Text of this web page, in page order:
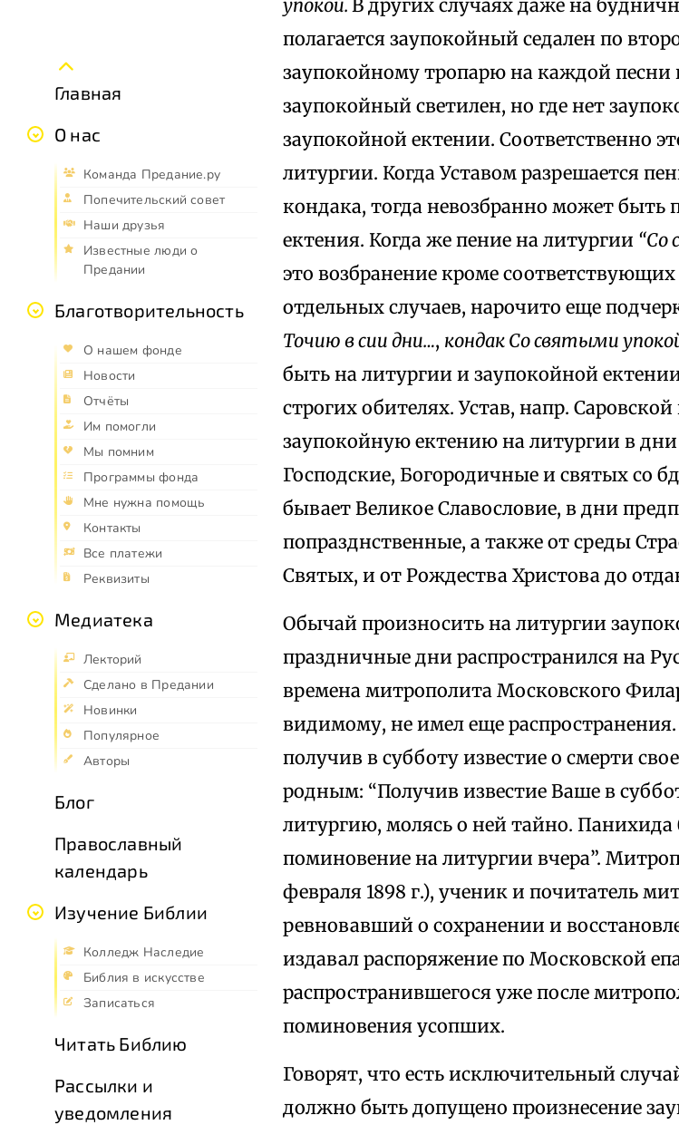
Главная
О нас
Команда Предание.ру
Попечительский совет
Наши друзья
Известные люди о
Предании
Благотворительность
О нашем фонде
Новости
Отчёты
Им помогли
Мы помним
Программы фонда
Мне нужна помощь
Контакты
Все платежи
Реквизиты
Медиатека
Лекторий
Сделано в Предании
Новинки
Популярное
Авторы
Блог
Православный
календарь
Изучение Библии
Колледж Наследие
Библия в искусстве
Записаться
Читать Библию
Рассылки и
уведомления
упокой. В других случаях даже на
полагается заупокойный седален по
заупокойному тропарю на каждой
заупокойный светилен, но где нет
заупокойной ектении. Соответственно
литургии. Когда Уставом разрешается
кондака, тогда невозбранно может быть
ектения. Когда же пение на литургии “Со
это возбранение кроме
отдельных случаев, нарочито еще
Точию в сии дни…, кондак Со святыми
быть на литургии и заупокойной
строгих обителях. Устав, напр.
заупокойную ектению на литургии в
Господские, Богородичные и святых со
бывает Великое Славословие, в дни
попразднственные, а также от среды
Святых, и от Рождества Христова до
Обычай произносить на литургии
праздничные дни распространился на
времена митрополита Московского
видимому, не имел еще
получив в субботу известие о смерти
родным: “Получив известие Ваше в
литургию, молясь о ней тайно. Панихида
поминовение на литургии вчера”.
февраля 1898 г.), ученик и почитатель
ревновавший о сохранении и
издавал распоряжение по Московской
распространившегося уже после
поминовения усопших.
Говорят, что есть исключительный
должно быть допущено произнесение